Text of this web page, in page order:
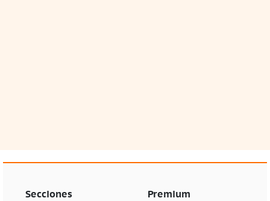
Secciones Premium